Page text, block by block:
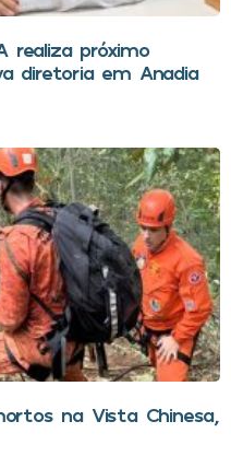
realiza próximo
diretoria em Anadia
na Vista Chinesa,